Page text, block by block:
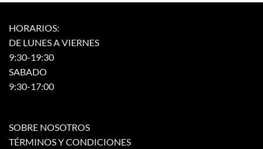
HORARIOS:
DE LUNES A VIERNES
9:30-19:30
SABADO
9:30-17:00
SOBRE NOSOTROS
TÉRMINOS Y CONDICIONES